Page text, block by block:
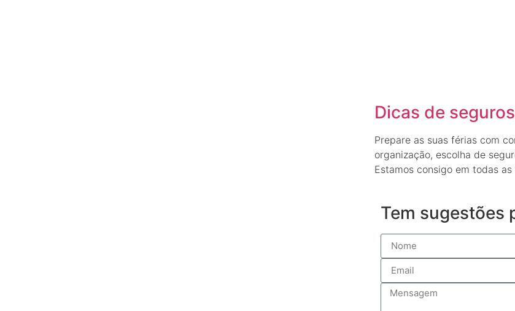
Dicas de
Prepare as suas férias com
organização, escolha de
Estamos consigo em todas
Tem sugestões